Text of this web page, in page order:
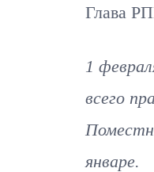
Глава
1
всего
январе.